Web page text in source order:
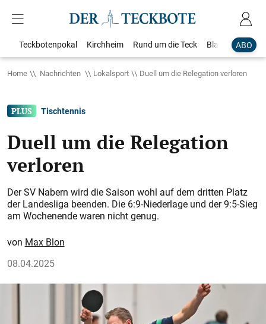
ABO
Teckbotenpokal Kirchheim Rund um die Teck Blaulicht
Home Nachrichten Lokalsport Duell um die Relegation verloren
Tischtennis
Duell um die Relegation
verloren
Der SV Nabern wird die Saison wohl auf dem dritten Platz
der Landesliga beenden. Die 6:9-Niederlage und der 9:5-Sieg
am Wochenende waren nicht genug.
Max Blon
08.04.2025